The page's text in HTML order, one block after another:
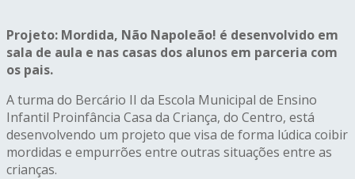
Projeto: Mordida, Não Napoleão! é desenvolvido em
sala de aula e nas casas dos alunos em parceria com
os pais.
A turma do Bercário II da Escola Municipal de Ensino
Infantil Proinfância Casa da Criança, do Centro, está
desenvolvendo um projeto que visa de forma lúdica coibir
mordidas e empurrões entre outras situações entre as
crianças.